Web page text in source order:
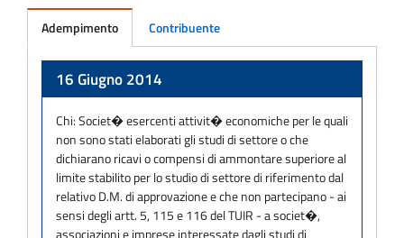
Adempimento Contribuente
16 Giugno 2014
Chi:Societ� esercenti attivit� economiche per le quali
non sono stati elaborati gli studi di settore o che
dichiarano ricavi o compensi di ammontare superiore al
limite stabilito per lo studio di settore di riferimento dal
relativo D.M. di approvazione e che non partecipano - ai
sensi degli artt. 5, 115 e 116 del TUIR - a societ�,
associazioni e imprese interessate dagli studi di